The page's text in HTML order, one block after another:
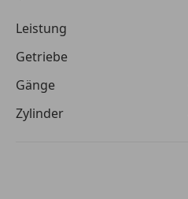
Leistung
Getriebe
Gänge
Zylinder